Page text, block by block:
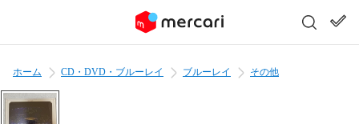
ホーム CD・DVD・ブルーレイ ブルーレイ その他